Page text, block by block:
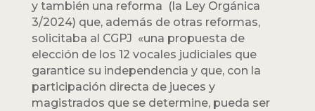
y también una reforma (la Ley Orgánica
3/2024) que, además de otras reformas,
solicitaba al CGPJ «una propuesta de
elección de los 12 vocales judiciales que
garantice su independencia y que, con la
participación directa de jueces y
magistrados que se determine, pueda ser